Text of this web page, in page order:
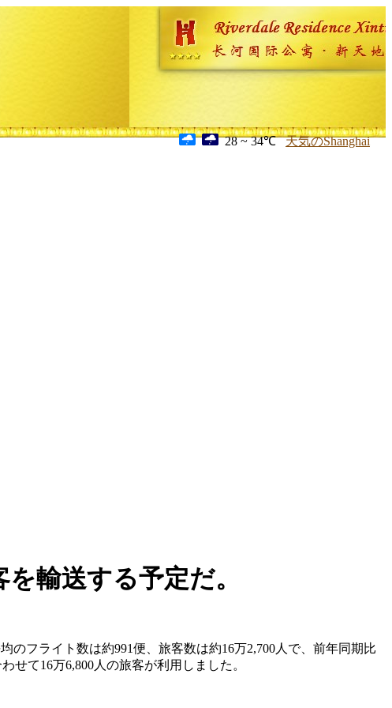
28 ~ 34℃ 天気のShanghai
輸送する予定だ。
のフライト数は約991便、旅客数は約16万2,700人で、前年同期比
せて16万6,800人の旅客が利用しました。